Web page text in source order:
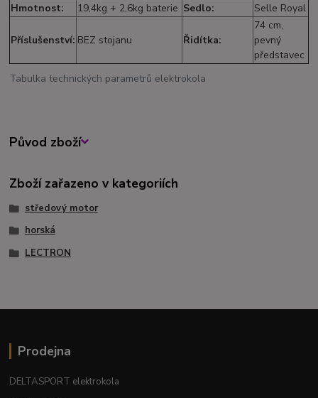
Tabulka technických parametrů elektrokola
Hmotnost:
19,4kg + 2,6kg baterie Sedlo: Selle Royal
Příslušenství: BEZ stojanu Řidítka:
74 cm,
pevný
představec
Původ zboží
Zboží zařazeno v kategoriích
středový motor
horská
LECTRON
Prodejna
DELTASPORT elektrokola